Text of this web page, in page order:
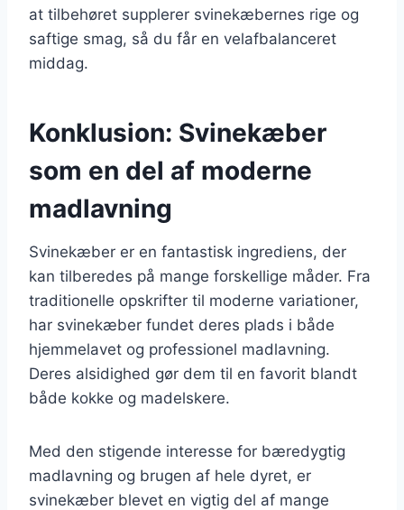
at tilbehøret supplerer svinekæbernes rige og
saftige smag, så du får en velafbalanceret
middag.
Konklusion: Svinekæber
som en del af moderne
madlavning
Svinekæber er en fantastisk ingrediens, der
kan tilberedes på mange forskellige måder. Fra
traditionelle opskrifter til moderne variationer,
har svinekæber fundet deres plads i både
hjemmelavet og professionel madlavning.
Deres alsidighed gør dem til en favorit blandt
både kokke og madelskere.
Med den stigende interesse for bæredygtig
madlavning og brugen af hele dyret, er
svinekæber blevet en vigtig del af mange